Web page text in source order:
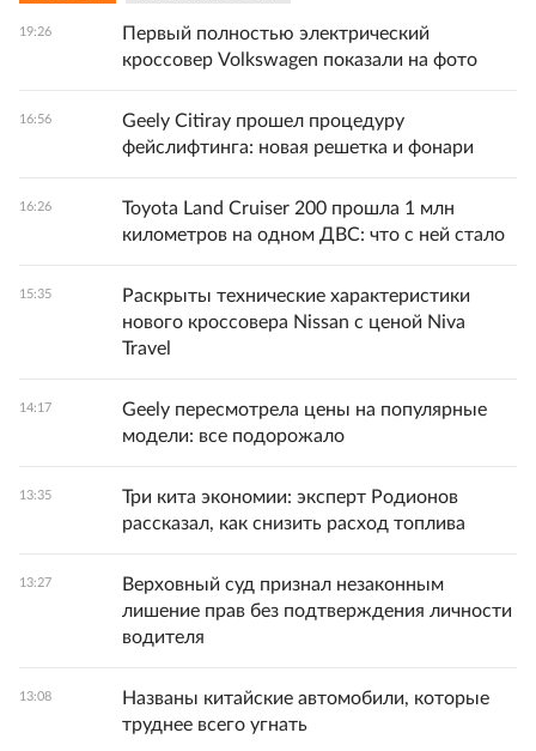
19:26
Первый полностью электрический
кроссовер Volkswagen показали на фото
16:56
Geely Citiray прошел процедуру
фейслифтинга: новая решетка и фонари
16:26
Toyota Land Cruiser 200 прошла 1 млн
километров на одном ДВС: что с ней стало
15:35
Раскрыты технические характеристики
нового кроссовера Nissan с ценой Niva
Travel
14:17
Geely пересмотрела цены на популярные
модели: все подорожало
13:35
Три кита экономии: эксперт Родионов
рассказал, как снизить расход топлива
13:27
Верховный суд признал незаконным
лишение прав без подтверждения личности
водителя
13:08
Названы китайские автомобили, которые
труднее всего угнать